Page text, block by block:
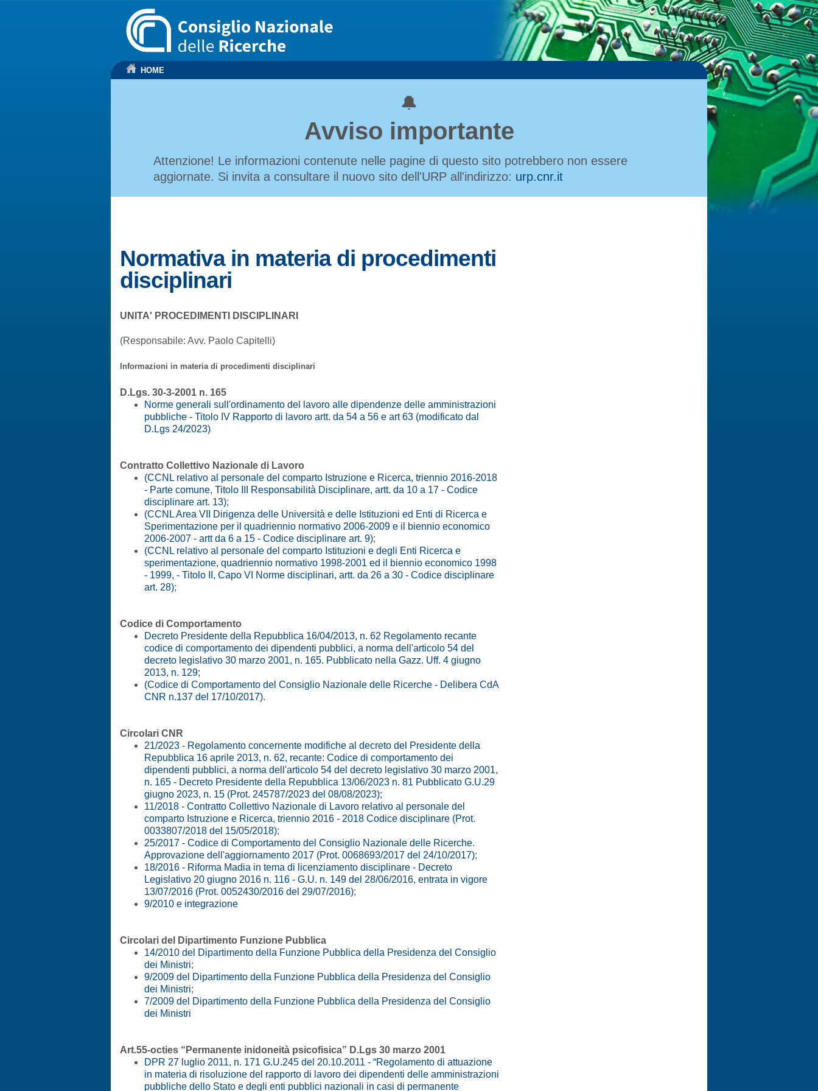
HOME
🔔
Avviso importante
Attenzione! Le informazioni contenute nelle pagine di questo sito potrebbero non essere
aggiornate. Si invita a consultare il nuovo sito dell'URP all'indirizzo: urp.cnr.it
Normativa in materia di procedimenti
disciplinari
UNITA' PROCEDIMENTI DISCIPLINARI
(Responsabile: Avv. Paolo Capitelli)
Informazioni in materia di procedimenti disciplinari
D.Lgs. 30-3-2001 n. 165
Norme generali sull'ordinamento del lavoro alle dipendenze delle amministrazioni
pubbliche - Titolo IV Rapporto di lavoro artt. da 54 a 56 e art 63 (modificato dal
D.Lgs 24/2023)
Contratto Collettivo Nazionale di Lavoro
(CCNL relativo al personale del comparto Istruzione e Ricerca, triennio 2016-2018
- Parte comune, Titolo III Responsabilità Disciplinare, artt. da 10 a 17 - Codice
disciplinare art. 13);
(CCNL Area VII Dirigenza delle Università e delle Istituzioni ed Enti di Ricerca e
Sperimentazione per il quadriennio normativo 2006-2009 e il biennio economico
2006-2007 - artt da 6 a 15 - Codice disciplinare art. 9);
(CCNL relativo al personale del comparto Istituzioni e degli Enti Ricerca e
sperimentazione, quadriennio normativo 1998-2001 ed il biennio economico 1998
- 1999, - Titolo II, Capo VI Norme disciplinari, artt. da 26 a 30 - Codice disciplinare
art. 28);
Codice di Comportamento
Decreto Presidente della Repubblica 16/04/2013, n. 62 Regolamento recante
codice di comportamento dei dipendenti pubblici, a norma dell'articolo 54 del
decreto legislativo 30 marzo 2001, n. 165. Pubblicato nella Gazz. Uff. 4 giugno
2013, n. 129;
(Codice di Comportamento del Consiglio Nazionale delle Ricerche - Delibera CdA
CNR n.137 del 17/10/2017).
Circolari CNR
21/2023 - Regolamento concernente modifiche al decreto del Presidente della
Repubblica 16 aprile 2013, n. 62, recante: Codice di comportamento dei
dipendenti pubblici, a norma dell'articolo 54 del decreto legislativo 30 marzo 2001,
n. 165 - Decreto Presidente della Repubblica 13/06/2023 n. 81 Pubblicato G.U.29
giugno 2023, n. 15 (Prot. 245787/2023 del 08/08/2023);
11/2018 - Contratto Collettivo Nazionale di Lavoro relativo al personale del
comparto Istruzione e Ricerca, triennio 2016 - 2018 Codice disciplinare (Prot.
0033807/2018 del 15/05/2018);
25/2017 - Codice di Comportamento del Consiglio Nazionale delle Ricerche.
Approvazione dell'aggiornamento 2017 (Prot. 0068693/2017 del 24/10/2017);
18/2016 - Riforma Madia in tema di licenziamento disciplinare - Decreto
Legislativo 20 giugno 2016 n. 116 - G.U. n. 149 del 28/06/2016, entrata in vigore
13/07/2016 (Prot. 0052430/2016 del 29/07/2016);
9/2010 e integrazione
Circolari del Dipartimento Funzione Pubblica
14/2010 del Dipartimento della Funzione Pubblica della Presidenza del Consiglio
dei Ministri;
9/2009 del Dipartimento della Funzione Pubblica della Presidenza del Consiglio
dei Ministri;
7/2009 del Dipartimento della Funzione Pubblica della Presidenza del Consiglio
dei Ministri
Art.55-octies “Permanente inidoneità psicofisica” D.Lgs 30 marzo 2001
DPR 27 luglio 2011, n. 171 G.U.245 del 20.10.2011 - “Regolamento di attuazione
in materia di risoluzione del rapporto di lavoro dei dipendenti delle amministrazioni
pubbliche dello Stato e degli enti pubblici nazionali in casi di permanente